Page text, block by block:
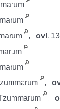
, ovl.
,
,